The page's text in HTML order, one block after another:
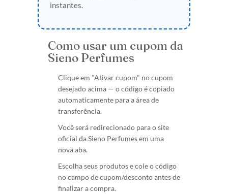
instantes.
Como usar um cupom da
Sieno Perfumes
Clique em "Ativar cupom" no cupom
desejado acima — o código é copiado
automaticamente para a área de
transferência.
Você será redirecionado para o site
oficial da Sieno Perfumes em uma
nova aba.
Escolha seus produtos e cole o código
no campo de cupom/desconto antes de
finalizar a compra.